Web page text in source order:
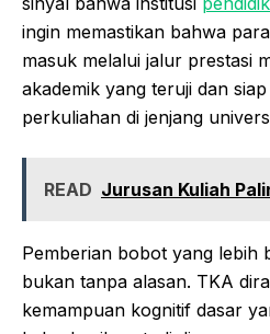
ingin memastikan bahwa
masuk melalui jalur prestasi
akademik yang teruji dan
perkuliahan di jenjang
READ Jurusan Kuliah
Pemberian bobot yang lebih
bukan tanpa alasan. TKA
kemampuan kognitif dasar